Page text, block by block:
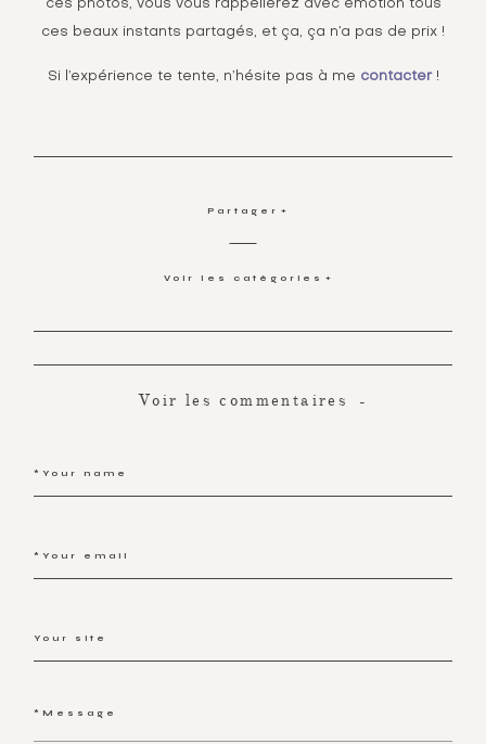
ces photos, vous vous rappellerez avec émotion tous
ces beaux instants partagés, et ça, ça n’a pas de prix !
Si l’expérience te tente, n’hésite pas à me contacter!
Partager
Voir les catégories
Voir les commentaires